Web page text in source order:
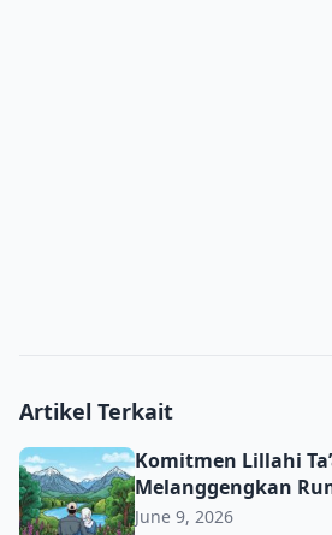
Artikel Terkait
Komitmen Lillahi Ta’ala: Sebuah
Komitmen Lillahi
Melanggengkan
June 9, 2026